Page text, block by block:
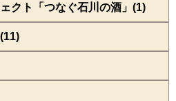
クト「つなぐ石川の酒」(1)